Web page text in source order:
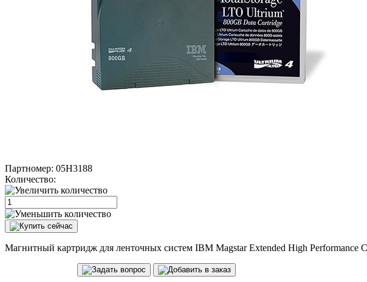
Партномер: 05H3188
Количество:
Магнитный картридж для ленточных систем IBM Magstar Extended High Performance